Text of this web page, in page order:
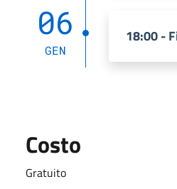
06
GEN
18:00 -
Costo
Gratuito